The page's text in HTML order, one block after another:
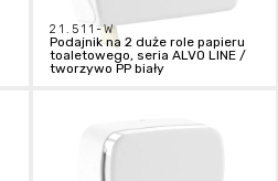
21.511-W
Podajnik na 2 duże role papieru
toaletowego, seria ALVO LINE /
tworzywo PP biały